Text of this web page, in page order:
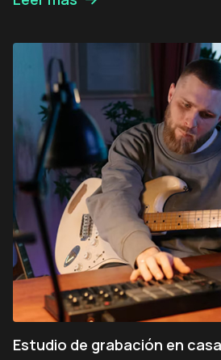
Estudio de grabación en casa